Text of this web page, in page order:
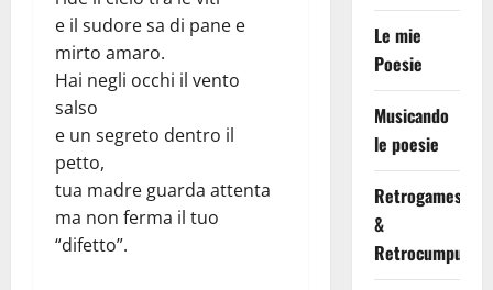
e il sudore sa di pane e
mirto amaro.
Hai negli occhi il vento
salso
e un segreto dentro il
petto,
tua madre guarda attenta
ma non ferma il tuo
“difetto”.
Le mie
Poesie
Musicando
le poesie
Retrogames
&
Retrocumputing